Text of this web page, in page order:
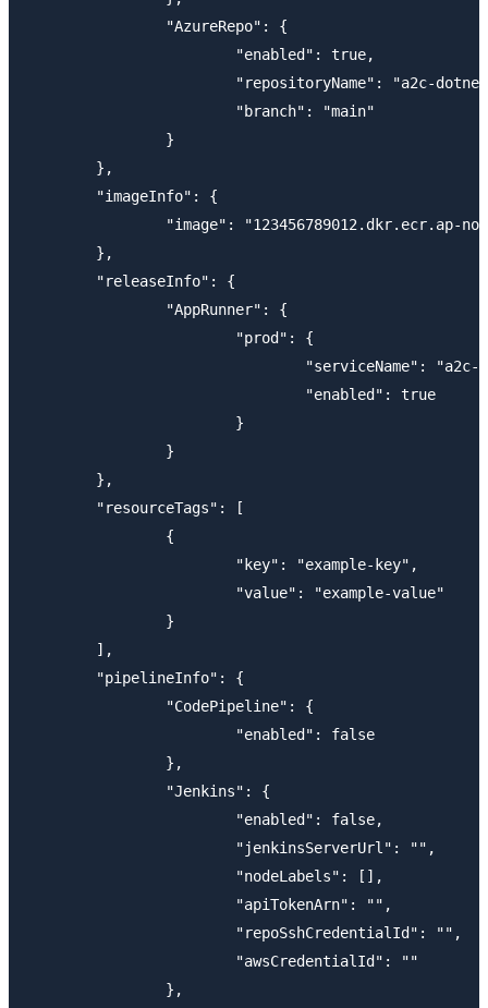
                "AzureRepo": {
                        "enabled": true,
"repositoryName": "a2c-
                        "branch": "main"
                }
        },
        "imageInfo": {
"image": "123456789012.dkr.ecr.ap-
        },
        "releaseInfo": {
                "AppRunner": {
                        "prod": {
"serviceName": "a2c-
                                "enabled": true
                        }
                }
        },
        "resourceTags": [
                {
                        "key": "example-key",
                        "value": "example-value"
                }
        ],
        "pipelineInfo": {
                "CodePipeline": {
                        "enabled": false
                },
                "Jenkins": {
                        "enabled": false,
                        "jenkinsServerUrl": "",
                        "nodeLabels": [],
                        "apiTokenArn": "",
                        "repoSshCredentialId": "",
                        "awsCredentialId": ""
                },